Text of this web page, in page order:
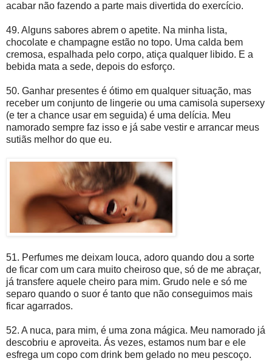
acabar não fazendo a parte mais divertida do exercício.
49. Alguns sabores abrem o apetite. Na minha lista,
chocolate e champagne estão no topo. Uma calda bem
cremosa, espalhada pelo corpo, atiça qualquer libido. E a
bebida mata a sede, depois do esforço.
50. Ganhar presentes é ótimo em qualquer situação, mas
receber um conjunto de lingerie ou uma camisola supersexy
(e ter a chance usar em seguida) é uma delícia. Meu
namorado sempre faz isso e já sabe vestir e arrancar meus
sutiãs melhor do que eu.
51. Perfumes me deixam louca, adoro quando dou a sorte
de ficar com um cara muito cheiroso que, só de me abraçar,
já transfere aquele cheiro para mim. Grudo nele e só me
separo quando o suor é tanto que não conseguimos mais
ficar agarrados.
52. A nuca, para mim, é uma zona mágica. Meu namorado já
descobriu e aproveita. Ás vezes, estamos num bar e ele
esfrega um copo com drink bem gelado no meu pescoço.